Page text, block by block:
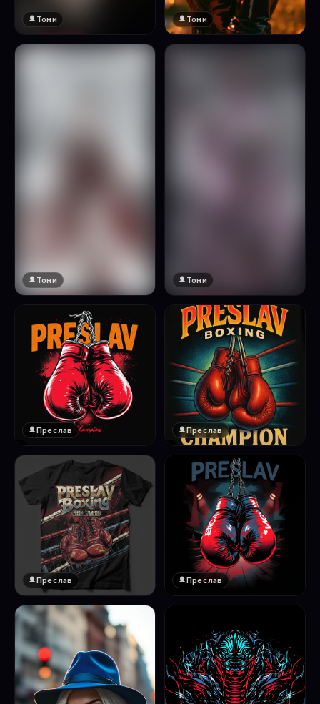
🔞 18+
Тони Тони
Натисни за преглед
Тони
🔞 18+
Натисни за преглед
Тони
❤️
1
Преслав
❤️
Преслав
Преслав Преслав